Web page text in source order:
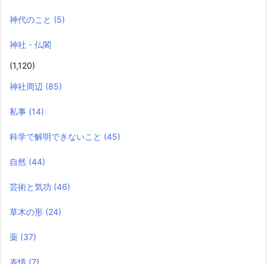
神代のこと (5)
神社・仏閣
(1,120)
神社周辺 (85)
私事 (14)
科学で解明できないこと (45)
自然 (44)
芸術と気功 (46)
草木の形 (24)
薬 (37)
表情 (7)